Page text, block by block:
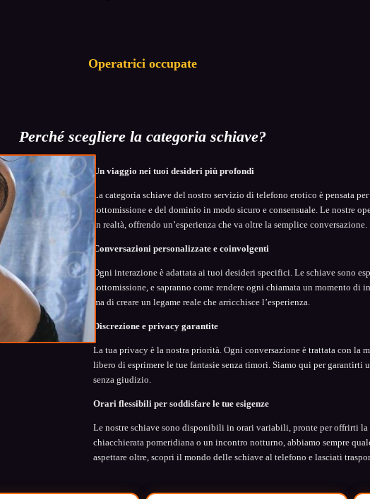
Operatrici occupate
Perché scegliere la categoria schiave?
Un viaggio nei tuoi desideri più profondi
La categoria schiave del nostro servizio di telefono erotico è pensata
sottomissione e del dominio in modo sicuro e consensuale. Le nostre
in realtà, offrendo un’esperienza che va oltre la semplice conversazione.
Conversazioni personalizzate e coinvolgenti
Ogni interazione è adattata ai tuoi desideri specifici. Le schiave sono
sottomissione, e sapranno come rendere ogni chiamata un momento di
ma di creare un legame reale che arricchisce l’esperienza.
Discrezione e privacy garantite
La tua privacy è la nostra priorità. Ogni conversazione è trattata con la
libero di esprimere le tue fantasie senza timori. Siamo qui per garantirti
senza giudizio.
Orari flessibili per soddisfare le tue esigenze
Le nostre schiave sono disponibili in orari variabili, pronte per offrirti la
chiacchierata pomeridiana o un incontro notturno, abbiamo sempre
aspettare oltre, scopri il mondo delle schiave al telefono e lasciati